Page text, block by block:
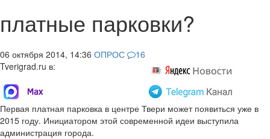
платные парковки?
06 октября 2014, 14:36 ОПРОС
16
Tverigrad.ru в:
Первая платная парковка в центре Твери может появиться уже в
2015 году. Инициатором этой современной идеи выступила
администрация города.